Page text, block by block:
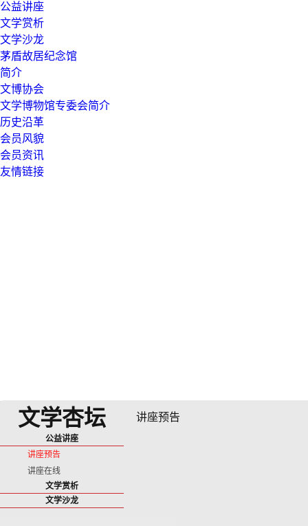
公益讲座
文学赏析
文学沙龙
茅盾故居纪念馆
简介
文博协会
文学博物馆专委会简介
历史沿革
会员风貌
会员资讯
友情链接
文学杏坛 讲座预告
公益讲座
讲座预告
讲座在线
文学赏析
文学沙龙